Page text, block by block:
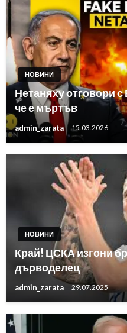
НОВИНИ
Нетаняху отговори
че е мъртъв
admin_zarata 15.03.2026
НОВИНИ
Край! ЦСКА изгони
дърводелец
admin_zarata 29.07.2025